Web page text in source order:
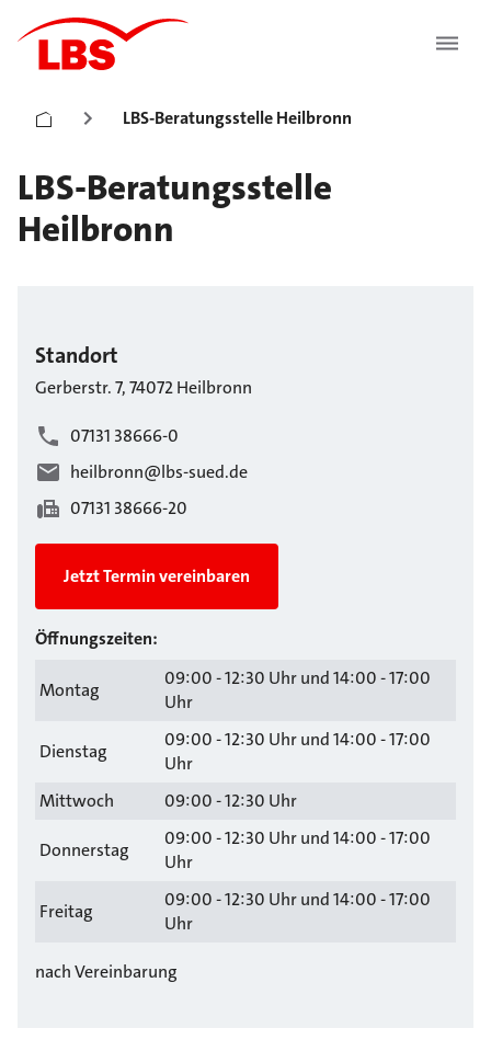
LBS-Beratungsstelle Heilbronn
LBS-Beratungsstelle
Heilbronn
Standort
Gerberstr.7,74072Heilbronn
07131 38666-0
heilbronn@lbs-sued.de
07131 38666-20
Jetzt Termin vereinbaren
Öffnungszeiten:
Montag
09:00 - 12:30 Uhr und 14:00 - 17:00
Uhr
Dienstag
09:00 - 12:30 Uhr und 14:00 - 17:00
Uhr
Mittwoch
09:00 - 12:30 Uhr
Donnerstag
09:00 - 12:30 Uhr und 14:00 - 17:00
Uhr
Freitag
09:00 - 12:30 Uhr und 14:00 - 17:00
Uhr
nach Vereinbarung